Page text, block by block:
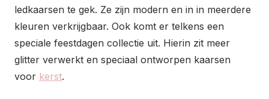
ledkaarsen te gek. Ze zijn modern en in in meerdere
kleuren verkrijgbaar. Ook komt er telkens een
speciale feestdagen collectie uit. Hierin zit meer
glitter verwerkt en speciaal ontworpen kaarsen
voor kerst.